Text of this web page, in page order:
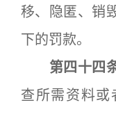
移、隐匿、销
下的罚款。
第四十四
查所需资料或